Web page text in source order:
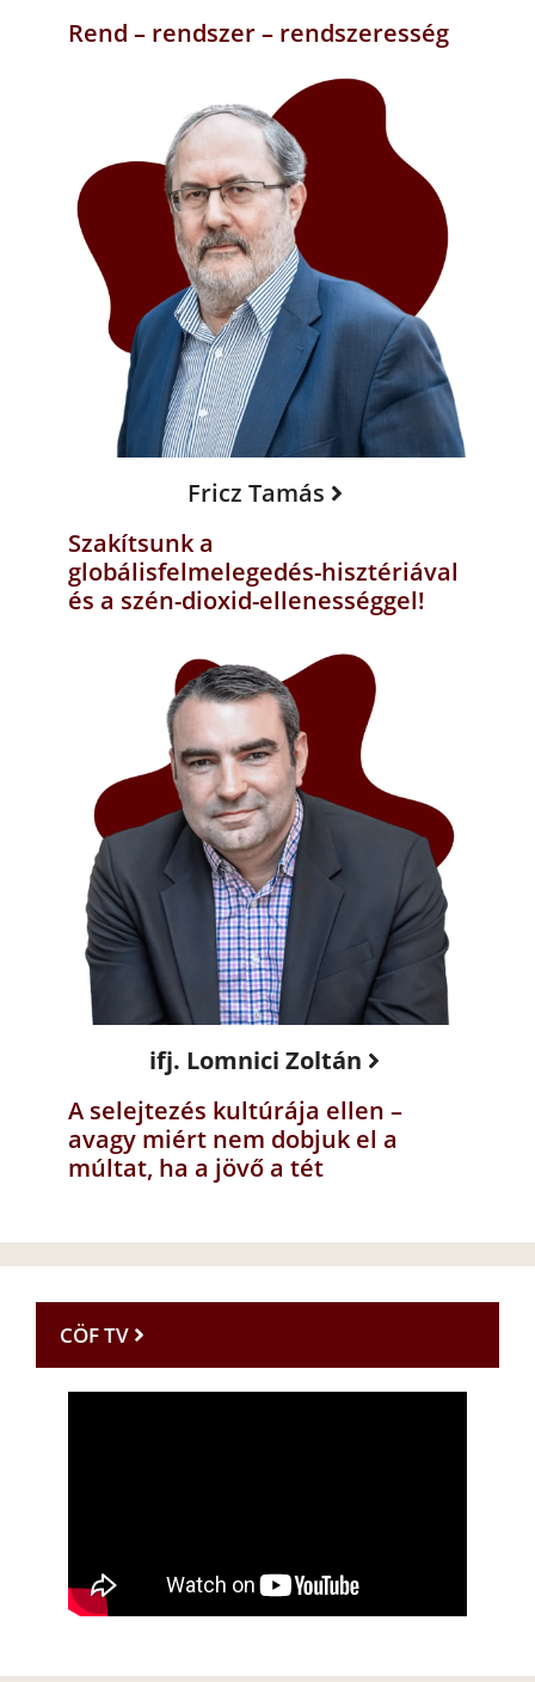
Rend – rendszer – rendszeresség
Fricz Tamás
Szakítsunk a
globálisfelmelegedés-hisztériával
és a szén-dioxid-ellenességgel!
ifj. Lomnici Zoltán
A selejtezés kultúrája ellen –
avagy miért nem dobjuk el a
múltat, ha a jövő a tét
CÖF TV